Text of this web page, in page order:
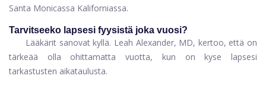
Santa Monicassa Kaliforniassa.
Tarvitseeko lapsesi fyysistä joka vuosi?
Lääkärit sanovat kyllä. Leah Alexander, MD, kertoo, että on
tärkeää olla ohittamatta vuotta, kun on kyse lapsesi
tarkastusten aikataulusta.